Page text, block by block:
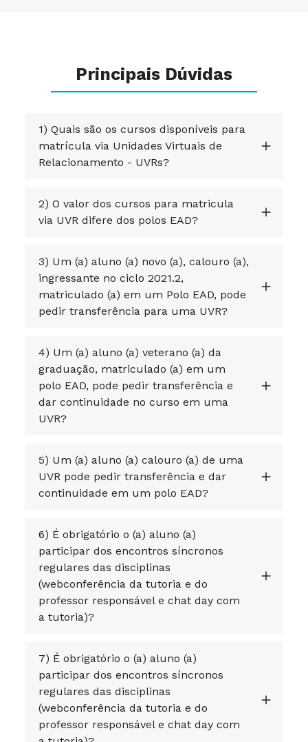
Principais Dúvidas
1) Quais são os cursos disponíveis para
matrícula via Unidades Virtuais de
Relacionamento - UVRs?
2) O valor dos cursos para matricula
via UVR difere dos polos EAD?
3) Um (a) aluno (a) novo (a), calouro (a),
ingressante no ciclo 2021.2,
matriculado (a) em um Polo EAD, pode
pedir transferência para uma UVR?
4) Um (a) aluno (a) veterano (a) da
graduação, matriculado (a) em um
polo EAD, pode pedir transferência e
dar continuidade no curso em uma
UVR?
5) Um (a) aluno (a) calouro (a) de uma
UVR pode pedir transferência e dar
continuidade em um polo EAD?
6) É obrigatório o (a) aluno (a)
participar dos encontros síncronos
regulares das disciplinas
(webconferência da tutoria e do
professor responsável e chat day com
a tutoria)?
7) É obrigatório o (a) aluno (a)
participar dos encontros síncronos
regulares das disciplinas
(webconferência da tutoria e do
professor responsável e chat day com